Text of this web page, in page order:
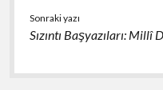
Sonraki yazı
Sızıntı Başyazıları: Millî